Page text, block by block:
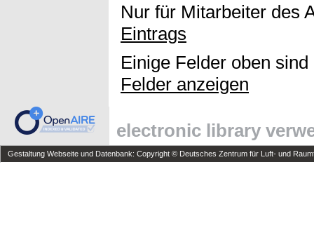
Nur für Mitarbeiter des
Eintrags
Einige Felder oben
Felder anzeigen
electronic library
Gestaltung Webseite und Datenbank: Copyright © Deutsches Zentrum für Luft- und